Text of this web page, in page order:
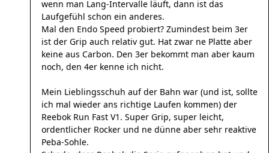
wenn man Lang-Intervalle läuft, dann ist das
Laufgefühl schon ein anderes.
Mal den Endo Speed probiert? Zumindest beim 3er
ist der Grip auch relativ gut. Hat zwar ne Platte aber
keine aus Carbon. Den 3er bekommt man aber kaum
noch, den 4er kenne ich nicht.
Mein Lieblingsschuh auf der Bahn war (und ist, sollte
ich mal wieder ans richtige Laufen kommen) der
Reebok Run Fast V1. Super Grip, super leicht,
ordentlicher Rocker und ne dünne aber sehr reaktive
Peba-Sohle.